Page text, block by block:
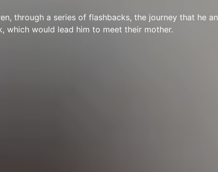
through a series of flashbacks, the journey that he
which would lead him to meet their mother.